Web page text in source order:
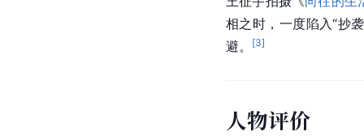
相之时，一度陷入“抄
避。
[3]
人物评价